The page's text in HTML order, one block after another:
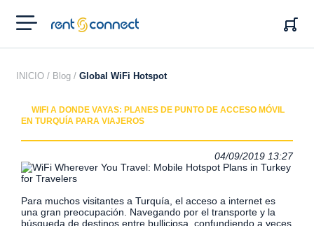
RENT'N
CONNECT
INICIO / Blog / Global WiFi Hotspot
WIFI A DONDE VAYAS: PLANES DE PUNTO DE ACCESO MÓVIL
EN TURQUÍA PARA VIAJEROS
04/09/2019 13:27
Para muchos visitantes a Turquía, el acceso a internet es
una gran preocupación. Navegando por el transporte y la
búsqueda de destinos entre bulliciosa, confundiendo a veces